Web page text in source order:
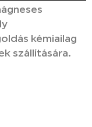
kémiailag
szállítására.